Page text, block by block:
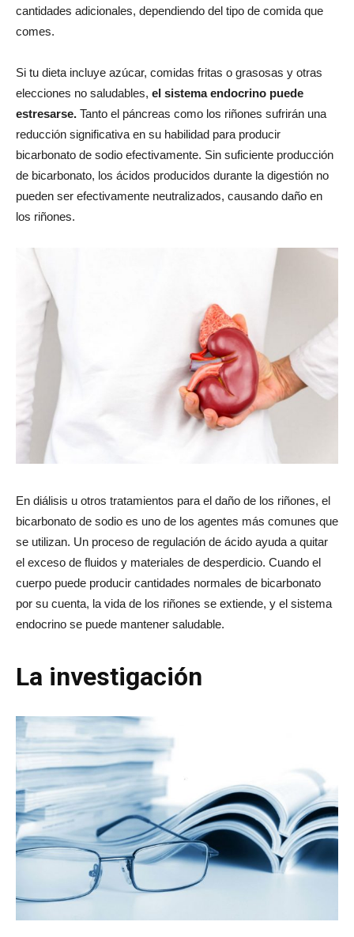
cantidades adicionales, dependiendo del tipo de comida que
comes.
Si tu dieta incluye azúcar, comidas fritas o grasosas y otras
elecciones no saludables, el sistema endocrino puede
estresarse. Tanto el páncreas como los riñones sufrirán una
reducción significativa en su habilidad para producir
bicarbonato de sodio efectivamente. Sin suficiente producción
de bicarbonato, los ácidos producidos durante la digestión no
pueden ser efectivamente neutralizados, causando daño en
los riñones.
En diálisis u otros tratamientos para el daño de los riñones, el
bicarbonato de sodio es uno de los agentes más comunes que
se utilizan. Un proceso de regulación de ácido ayuda a quitar
el exceso de fluidos y materiales de desperdicio. Cuando el
cuerpo puede producir cantidades normales de bicarbonato
por su cuenta, la vida de los riñones se extiende, y el sistema
endocrino se puede mantener saludable.
La investigación